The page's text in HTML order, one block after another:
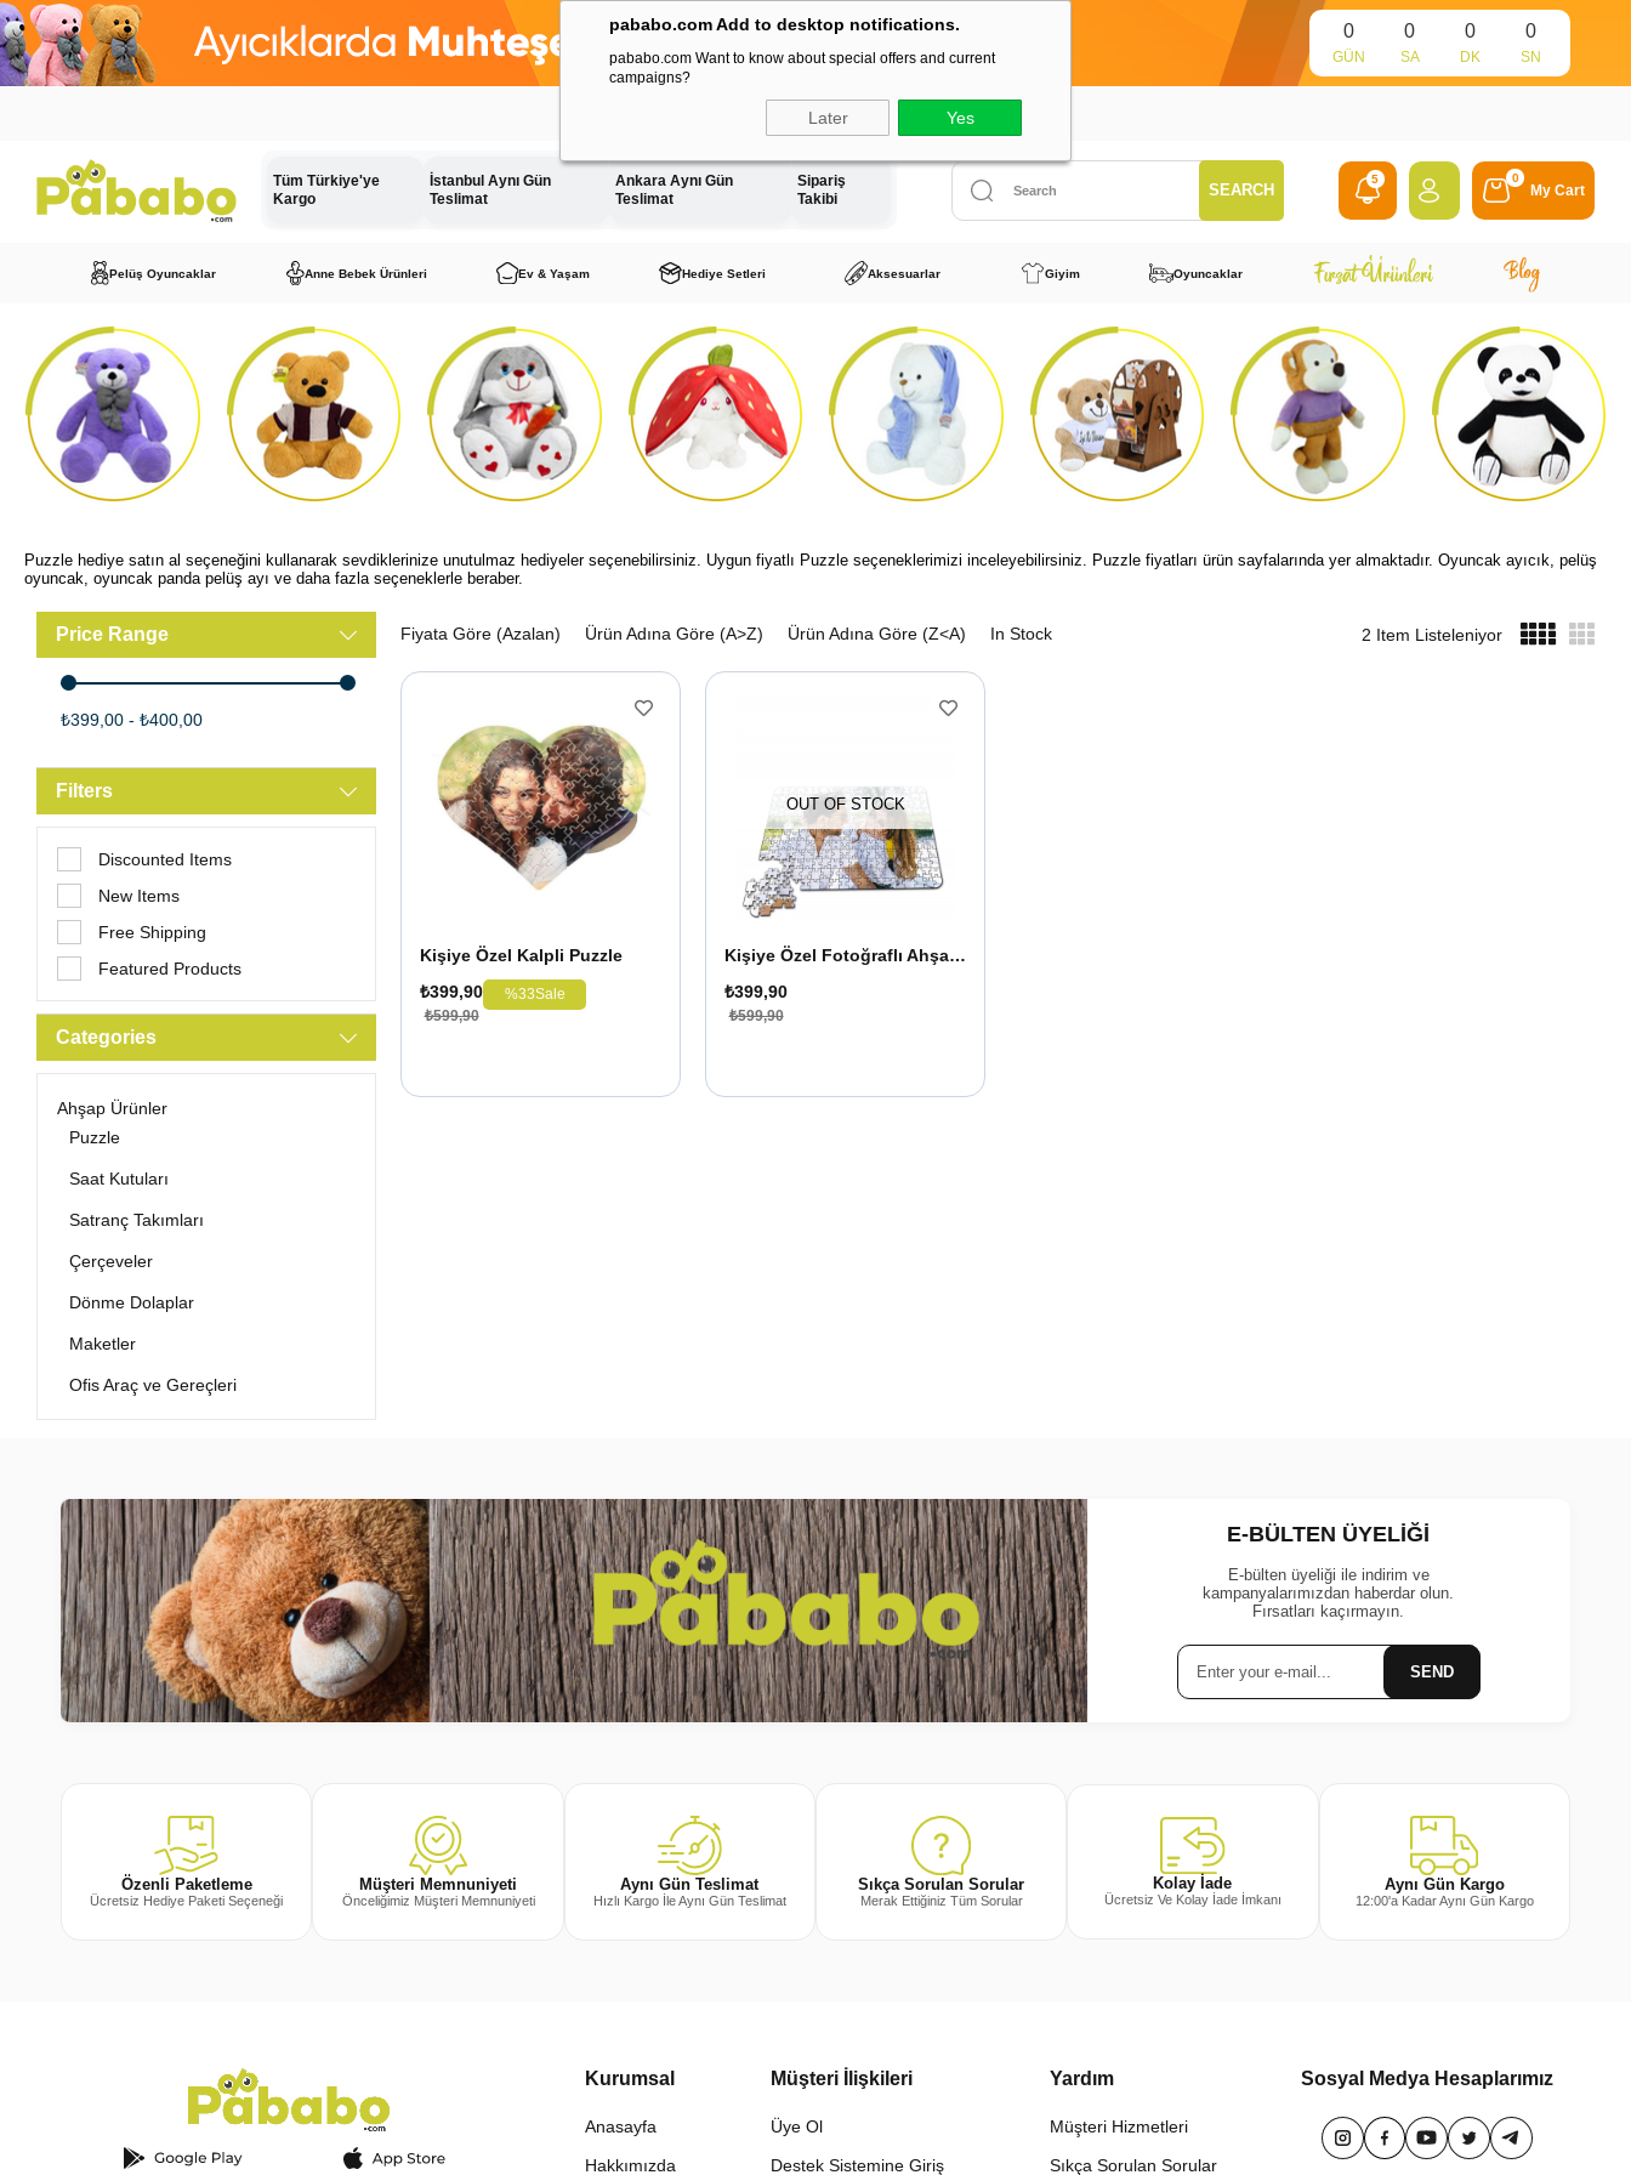
pababo.com Add to desktop notifications.
pababo.com Want to know about special offers and current
campaigns?
Later Yes
0
GÜN
0
SA
0
DK
0
SN
Tüm Siparişlerde Kargo Ücreti Sadece 1 TL
Tüm Türkiye'ye
Kargo
İstanbul Aynı Gün
Teslimat
Ankara Aynı Gün
Teslimat
Sipariş
Takibi
5
My Cart
0
Pelüş Oyuncaklar Anne Bebek Ürünleri Ev & Yaşam Hediye Setleri Aksesuarlar Giyim Oyuncaklar
Puzzle hediye satın al seçeneğini kullanarak sevdiklerinize unutulmaz hediyeler seçenebilirsiniz. Uygun fiyatlı Puzzle seçeneklerimizi inceleyebilirsiniz. Puzzle fiyatları ürün sayfalarında yer almaktadır. Oyuncak ayıcık, pelüş
oyuncak, oyuncak panda pelüş ayı ve daha fazla seçeneklerle beraber.
Price Range
₺399,00 - ₺400,00
Filters
Discounted Items
New Items
Free Shipping
Featured Products
Categories
Ahşap Ürünler
Puzzle
Saat Kutuları
Satranç Takımları
Çerçeveler
Dönme Dolaplar
Maketler
Ofis Araç ve Gereçleri
Fiyata Göre (Azalan) Ürün Adına Göre (A>Z) Ürün Adına Göre (Z<A) In Stock 2 Item
Kişiye Özel Kalpli Puzzle
₺399,90
₺599,90
%33Sale
OUT OF STOCK
Kişiye Özel Fotoğraflı Ahşap Puzzle 240 Parça
₺399,90
₺599,90
E-BÜLTEN ÜYELİĞİ
E-bülten üyeliği ile indirim ve
kampanyalarımızdan haberdar olun.
Fırsatları kaçırmayın.
SEND
Özenli Paketleme
Ücretsiz Hediye Paketi Seçeneği
Müşteri Memnuniyeti
Önceliğimiz Müşteri Memnuniyeti
Aynı Gün Teslimat
Hızlı Kargo İle Aynı Gün Teslimat
Sıkça Sorulan Sorular
Merak Ettiğiniz Tüm Sorular
Kolay İade
Ücretsiz Ve Kolay İade İmkanı
Aynı Gün Kargo
12:00'a Kadar Aynı Gün Kargo
Kurumsal
Anasayfa
Hakkımızda
Müşteri İlişkileri
Üye Ol
Destek Sistemine Giriş
Yardım
Müşteri Hizmetleri
Sıkça Sorulan Sorular
Sosyal Medya Hesaplarımız